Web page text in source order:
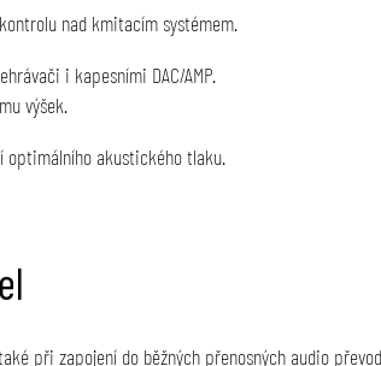
nad kmitacím systémem.
i kapesními DAC/AMP.
výšek.
optimálního akustického tlaku.
při zapojení do běžných přenosných audio